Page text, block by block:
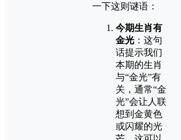
一下这则谜语：
今期生肖有
金光 ：这句
话提示我们
本期的生肖
与“金光”有
关，通常“金
光”会让人联
想到金黄色
或闪耀的光